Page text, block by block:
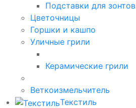
Подставки для зонтов
Цветочницы
Горшки и кашпо
Уличные грили
Керамические грили
Веткоизмельчитель
Текстиль